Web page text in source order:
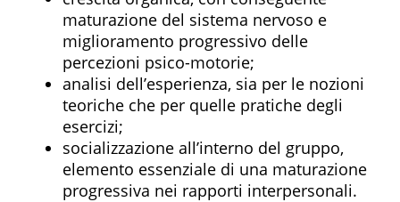
maturazione del sistema nervoso e
miglioramento progressivo delle
percezioni psico-motorie;
analisi dell’esperienza, sia per le nozioni
teoriche che per quelle pratiche degli
esercizi;
socializzazione all’interno del gruppo,
elemento essenziale di una maturazione
progressiva nei rapporti interpersonali.